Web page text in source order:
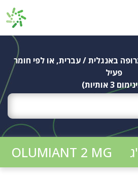
באנגלית / עברית, או לפי חומר
פעיל
3 אותיות)
OLUMIANT 2 MG